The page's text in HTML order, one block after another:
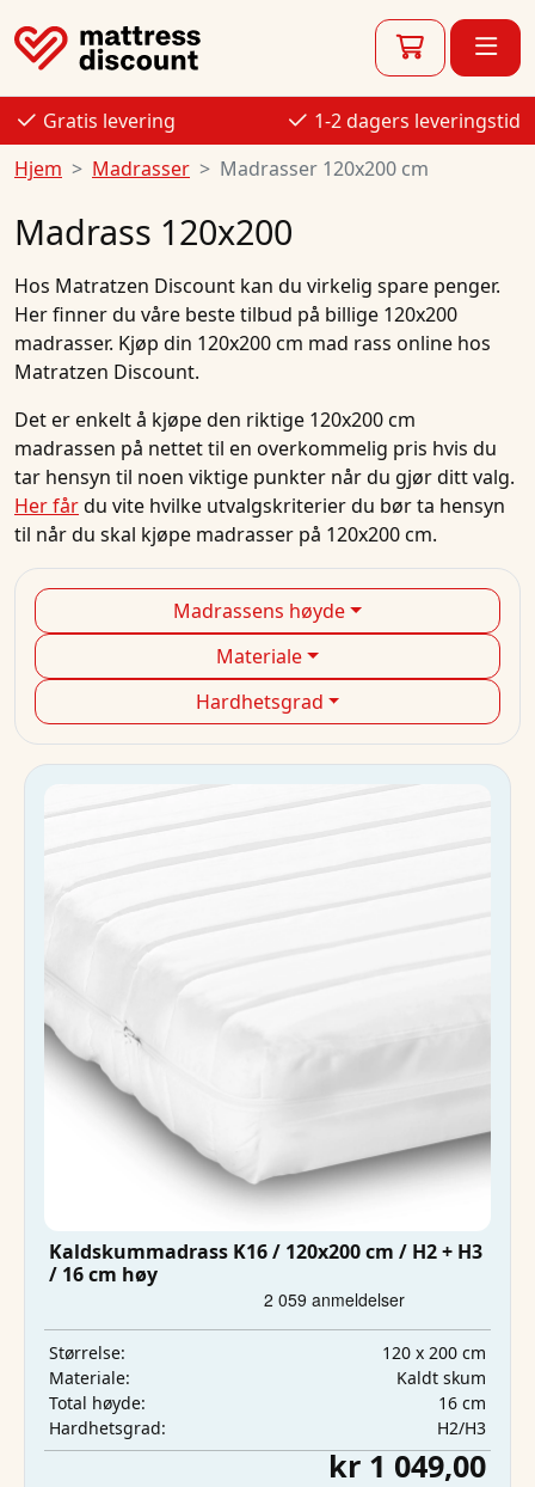
Gratis levering
1-2 dagers leveringstid
Hjem
Madrasser Madrasser 120x200 cm
Madrass 120x200
Hos Matratzen Discount kan du virkelig spare penger.
Her finner du våre bestetilbud på billige 120x200
madrasser. Kjøp din 120x200 cm mad rass online hos
Matratzen Discount.
Det er enkelt å kjøpe den riktige 120x200 cm
madrassen på nettet til en overkommelig pris hvis du
tar hensyn til noen viktige punkter når du gjør ditt valg.
Her fårdu vite hvilke utvalgskriterier du bør ta hensyn
til når du skal kjøpe madrasser på 120x200 cm.
Madrassens høyde
Materiale
Hardhetsgrad
Kaldskummadrass K16 / 120x200 cm / H2 + H3
/ 16 cm høy
Størrelse:
120 x 200 cm
Materiale:
Kaldt skum
Total høyde:
16 cm
Hardhetsgrad:
H2/H3
kr 1 049,00